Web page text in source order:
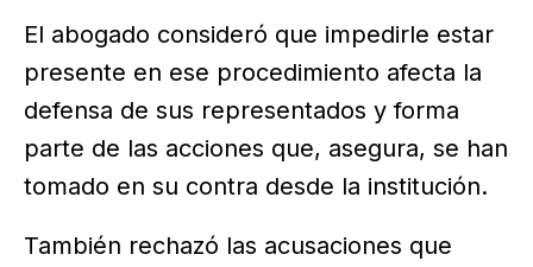
El abogado consideró que impedirle estar
presente en ese procedimiento afecta la
defensa de sus representados y forma
parte de las acciones que, asegura, se han
tomado en su contra desde la institución.
También rechazó las acusaciones que